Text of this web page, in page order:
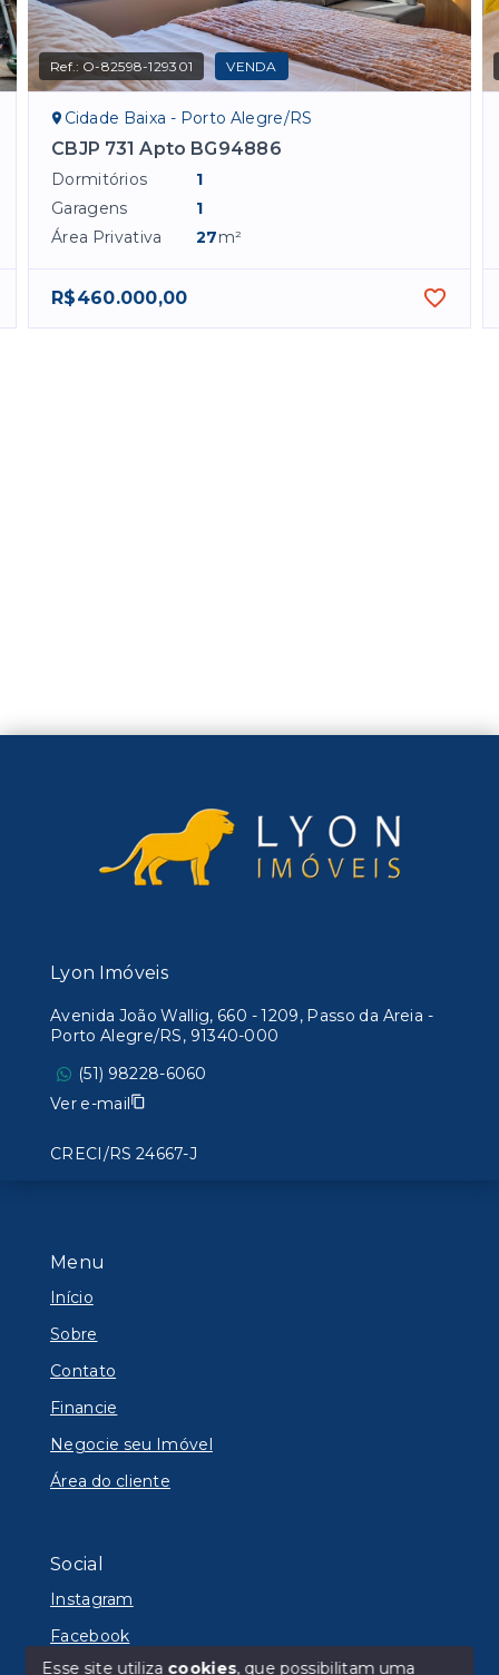
Ref.: O-82598-129301 VENDA
Cidade Baixa - Porto Alegre/RS
CBJP 731 Apto BG94886
Dormitórios
1
Garagens
1
Área Privativa
27m²
R$460.000,00
Menu
Início
Sobre
Contato
Financie
Negocie seu Imóvel
Área do cliente
Social
Instagram
Facebook
Lyon Imóveis
Avenida João Wallig, 660 - 1209, Passo da Areia -
Porto Alegre/RS, 91340-000
(51) 98228-6060
Ver e-mail
CRECI/RS 24667-J
Esse site utiliza cookies, que possibilitam uma